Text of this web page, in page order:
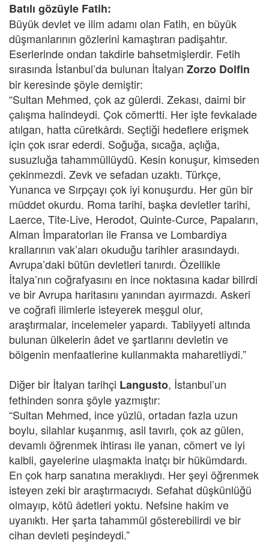
Batılı gözüyle Fatih:
Büyük devlet ve ilim adamı olan Fatih, en büyük
düşmanlarının gözlerini kamaştıran padişahtır.
Eserlerinde ondan takdirle bahsetmişlerdir. Fetih
sırasında İstanbul’da bulunan İtalyan Zorzo Dolfin
bir keresinde şöyle demiştir:
“Sultan Mehmed, çok az gülerdi. Zekası, daimi bir
çalışma halindeydi. Çok cömertti. Her işte fevkalade
atılgan, hatta cüretkârdı. Seçtiği hedeflere erişmek
için çok ısrar ederdi. Soğuğa, sıcağa, açlığa,
susuzluğa tahammüllüydü. Kesin konuşur, kimseden
çekinmezdi. Zevk ve sefadan uzaktı. Türkçe,
Yunanca ve Sırpçayı çok iyi konuşurdu. Her gün bir
müddet okurdu. Roma tarihi, başka devletler tarihi,
Laerce, Tite-Live, Herodot, Quinte-Curce, Papaların,
Alman İmparatorları ile Fransa ve Lombardiya
krallarının vak’aları okuduğu tarihler arasındaydı.
Avrupa’daki bütün devletleri tanırdı. Özellikle
İtalya’nın coğrafyasını en ince noktasına kadar bilirdi
ve bir Avrupa haritasını yanından ayırmazdı. Askeri
ve coğrafi ilimlerle isteyerek meşgul olur,
araştırmalar, incelemeler yapardı. Tabiiyyeti altında
bulunan ülkelerin âdet ve şartlarını devletin ve
bölgenin menfaatlerine kullanmakta maharetliydi.”
Diğer bir İtalyan tarihçi Langusto, İstanbul’un
fethinden sonra şöyle yazmıştır:
“Sultan Mehmed, ince yüzlü, ortadan fazla uzun
boylu, silahlar kuşanmış, asil tavırlı, çok az gülen,
devamlı öğrenmek ihtirası ile yanan, cömert ve iyi
kalbli, gayelerine ulaşmakta inatçı bir hükümdardı.
En çok harp sanatına meraklıydı. Her şeyi öğrenmek
isteyen zeki bir araştırmacıydı. Sefahat düşkünlüğü
olmayıp, kötü âdetleri yoktu. Nefsine hakim ve
uyanıktı. Her şarta tahammül gösterebilirdi ve bir
cihan devleti peşindeydi.”